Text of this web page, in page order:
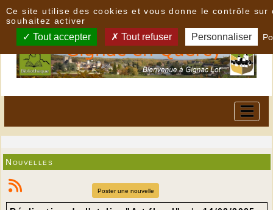
Nouvelles
Poster une nouvelle
Ce site utilise des cookies et vous donne le contrôle sur
souhaitez activer
Tout accepter Tout refuser Personnaliser